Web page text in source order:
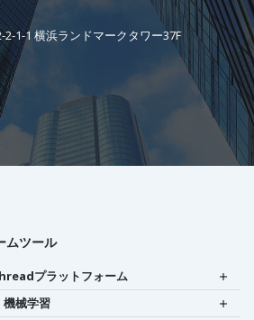
1-1 横浜ランドマークタワー37F
ムツール
プラットフォーム
機械学習